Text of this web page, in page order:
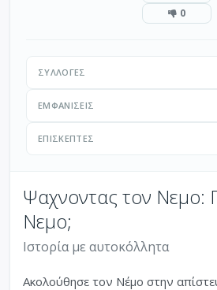
0
ΣΥΛΛΟΓΈΣ
ΕΜΦΑΝΊΣΕΙΣ
ΕΠΙΣΚΈΠΤΕΣ
Ψαχνοντας τον Νεμο:
Νεμο;
Ιστορία με αυτοκόλλητα
Ακολούθησε τον Νέμο στην